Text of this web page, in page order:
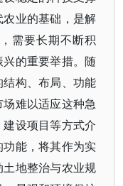
业的基础，是解
需要长期不断积
的重要举措。随
构、布局、功能
难以适应这种急
设项目等方式介
能，将其作为实
地整治与农业规